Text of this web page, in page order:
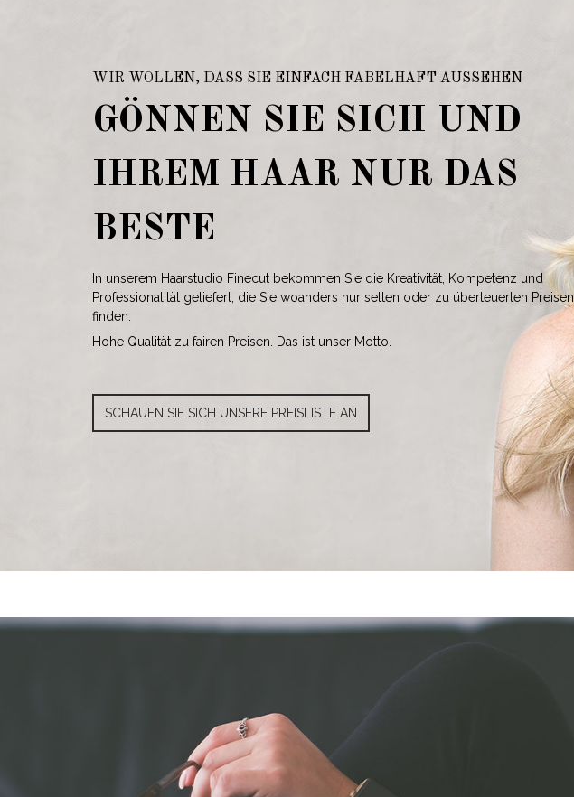
WIR WOLLEN, DASS SIE EINFACH FABELHAFT AUSSEHEN
GÖNNEN SIE SICH UND
IHREM HAAR NUR DAS
BESTE
In unserem Haarstudio Finecut bekommen Sie die Kreativität, Kompetenz und
Professionalität geliefert, die Sie woanders nur selten oder zu überteuerten Preisen
finden.
Hohe Qualität zu fairen Preisen. Das ist unser Motto.
SCHAUEN SIE SICH UNSERE PREISLISTE AN